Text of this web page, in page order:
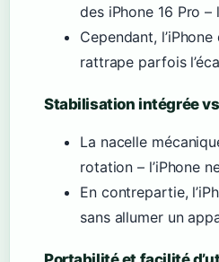
des iPhone 16 Pro –
Cependant,
rattrape parfois
Stabilisation intégrée vs
La nacelle
rotation – l’iPhone
En contrepartie,
sans allumer un